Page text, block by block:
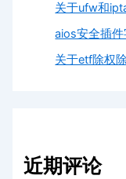
关于ufw和
aios安全插
关于etf除权
近期评论